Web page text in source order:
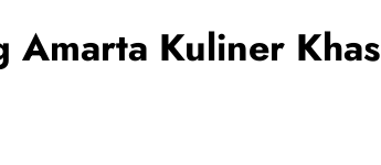
Amarta Kuliner Khas